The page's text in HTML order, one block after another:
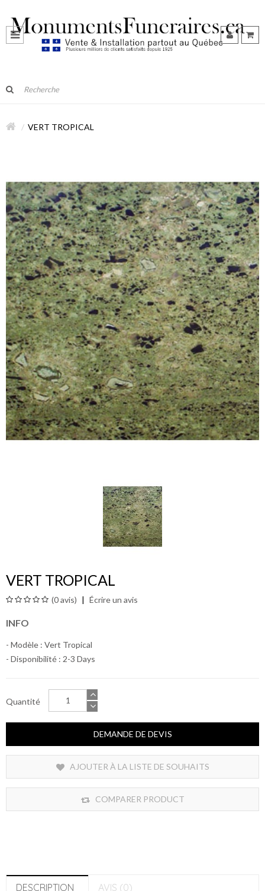
VERT TROPICAL
VERT TROPICAL
(0 avis) Écrire un avis
INFO
- Modèle : Vert Tropical
- Disponibilité : 2-3 Days
Quantité
DEMANDE DE DEVIS
AJOUTER À LA LISTE DE SOUHAITS
COMPARER PRODUCT
DESCRIPTION
AVIS (0)